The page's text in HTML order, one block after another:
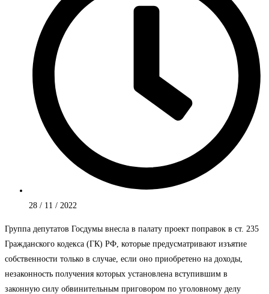
28 / 11 / 2022
Группа депутатов Госдумы внесла в палату проект поправок в ст. 235
Гражданского кодекса (ГК) РФ, которые предусматривают изъятие
собственности только в случае, если оно приобретено на доходы,
незаконность получения которых установлена вступившим в
законную силу обвинительным приговором по уголовному делу